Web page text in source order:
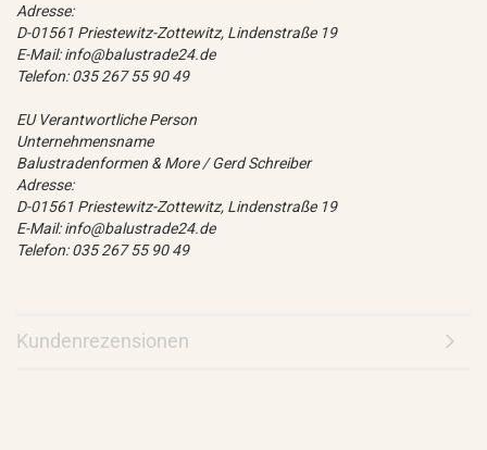
Adresse:
D-01561 Priestewitz-Zottewitz, Lindenstraße 19
E-Mail: info@balustrade24.de
Telefon: 035 267 55 90 49
EU Verantwortliche Person
Unternehmensname
Balustradenformen & More / Gerd Schreiber
Adresse:
D-01561 Priestewitz-Zottewitz, Lindenstraße 19
E-Mail: info@balustrade24.de
Telefon: 035 267 55 90 49
Kundenrezensionen